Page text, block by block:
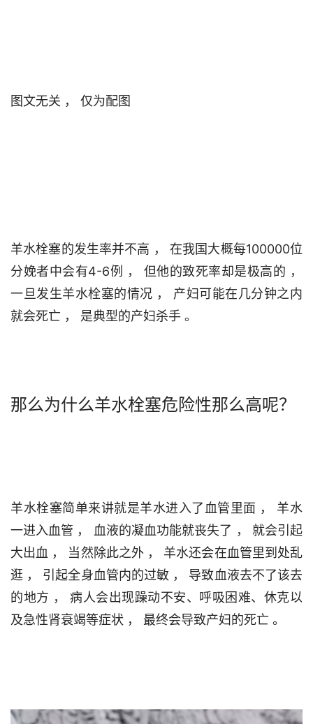
图文无关 ， 仅为配图
羊水栓塞的发生率并不高 ， 在我国大概每100000位
分娩者中会有4-6例 ， 但他的致死率却是极高的 ，
一旦发生羊水栓塞的情况 ， 产妇可能在几分钟之内
就会死亡 ， 是典型的产妇杀手 。
那么为什么羊水栓塞危险性那么高呢？
羊水栓塞简单来讲就是羊水进入了血管里面 ， 羊水
一进入血管 ， 血液的凝血功能就丧失了 ， 就会引起
大出血 ， 当然除此之外 ， 羊水还会在血管里到处乱
逛 ， 引起全身血管内的过敏 ， 导致血液去不了该去
的地方 ， 病人会出现躁动不安、呼吸困难、休克以
及急性肾衰竭等症状 ， 最终会导致产妇的死亡 。